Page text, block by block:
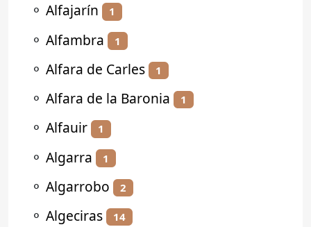
⚬ Alfajarín 1
⚬ Alfambra 1
⚬ Alfara de Carles 1
⚬ Alfara de la Baronia 1
⚬ Alfauir 1
⚬ Algarra 1
⚬ Algarrobo 2
⚬ Algeciras 14